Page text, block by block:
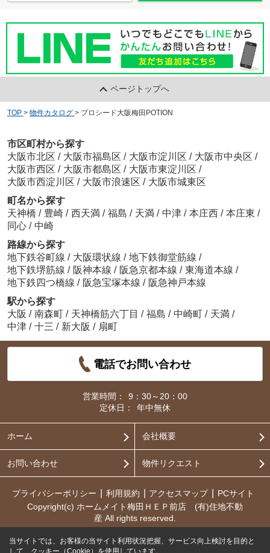
ページトップへ
TOP > 物件カタログ > プロシード大阪梅田POTION
市区町村から探す
大阪市北区 / 大阪市福島区 / 大阪市淀川区 / 大阪市中央区 /
大阪市西区 / 大阪市都島区 / 大阪市東淀川区 /
大阪市西淀川区 / 大阪市浪速区 / 大阪市城東区
町名から探す
天神橋 / 豊崎 / 西天満 / 福島 / 天満 / 中津 / 本庄西 / 本庄東 /
同心 / 中崎
路線から探す
地下鉄谷町線 / 大阪環状線 / 地下鉄御堂筋線 /
地下鉄堺筋線 / 阪神本線 / 阪急京都本線 / 東海道本線 /
地下鉄四つ橋線 / 阪急宝塚本線 / 阪急神戸本線
駅から探す
大阪 / 南森町 / 天神橋筋六丁目 / 福島 / 中崎町 / 天満 /
中津 / 十三 / 新大阪 / 扇町
電話でお問い合わせ
営業時間：
9：30～20：00
定休日：
年中無休
ホーム 会社概要
お問い合わせ 物件リクエスト
プライバシーポリシー 利用規約 アクセスマップ
PCサイト
Copyright(c) ホームメイト梅田ＨＥＰ前店 (有)住地不動
産 All rights reserved.
当サイトでは、お客様の当サイト利用状況把握、サービス向上検討を目的と
して、クッキー（Cookie）を使用しています。